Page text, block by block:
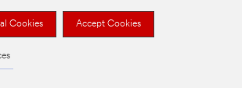
Cookies Accept Cookies